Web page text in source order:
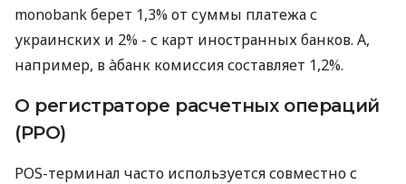
monobank берет 1,3% от суммы платежа с
украинских и 2% - с карт иностранных банков. А,
например, в àбанк комиссия составляет 1,2%.
О регистраторе расчетных операций
(РРО)
POS-терминал часто используется совместно с